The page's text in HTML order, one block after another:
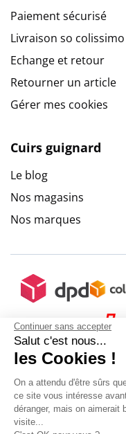
Continuer sans accepter
Salut c'est nous...
les Cookies !
On a attendu d'être sûrs
ce site vous intéresse
déranger, mais on aimerait
visite...
Paiement sécurisé
Livraison so colissimo
Echange et retour
Retourner un article
Gérer mes cookies
Cuirs guignard
Le blog
Nos magasins
Nos marques